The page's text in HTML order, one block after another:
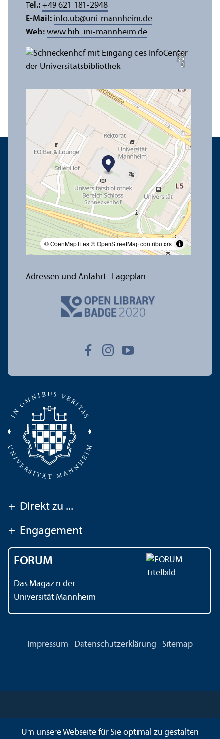
Bil
d:
A
n
n
a
L
o
g
u
e
© OpenMapTiles© OpenStreetMap contributors
Tel.: +49 621 181-2948
E-Mail: info.ub@uni-mannheim.de
Web: www.bib.uni-mannheim.de
Adressen und Anfahrt Lageplan
+ Direkt zu ...
+ Engagement
FORUM
Das Magazin der
Universität Mannheim
Impressum Datenschutz­erklärung Sitemap
Um unsere Webseite für Sie optimal zu gestalten